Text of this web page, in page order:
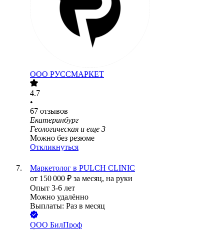
ООО РУССМАРКЕТ
4.7
•
67 отзывов
Екатеринбург
Геологическая и еще 3
Можно без резюме
Откликнуться
Маркетолог в PULCH CLINIC
от 150 000 ₽ за месяц, на руки
Опыт 3-6 лет
Можно удалённо
Выплаты: Раз в месяц
ООО БилПроф